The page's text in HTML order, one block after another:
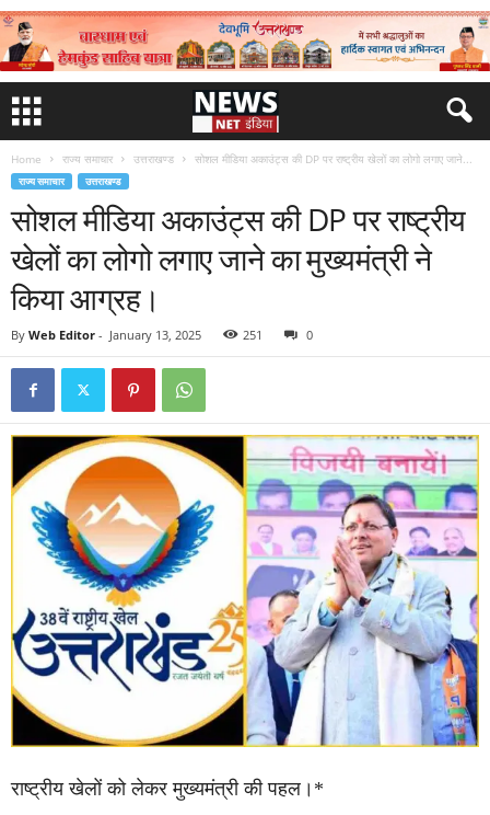
Home राज्य समाचार उत्तराखण्ड सोशल मीडिया अकाउंट्स की DP पर राष्ट्रीय खेलों का लोगो लगाए जाने...
राज्य समाचार उत्तराखण्ड
सोशल मीडिया अकाउंट्स की DP पर राष्ट्रीय
खेलों का लोगो लगाए जाने का मुख्यमंत्री ने
किया आग्रह।
By Web Editor - January 13, 2025 251 0
राष्ट्रीय खेलों को लेकर मुख्यमंत्री की पहल।*